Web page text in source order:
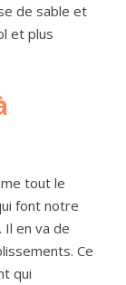
de sable et
et plus
tout le
font notre
Il en va de
Ce
qui